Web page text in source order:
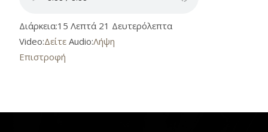
Διάρκεια:15 Λεπτά 21 Δευτερόλεπτα
Video:Δείτε Audio:Λήψη
Επιστροφή